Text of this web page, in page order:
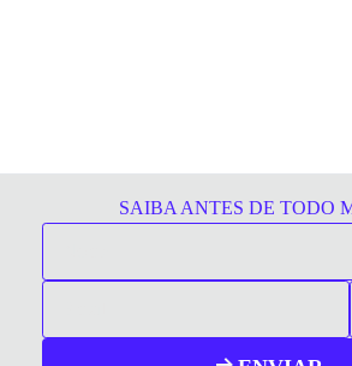
SAIBA ANTES DE TODO